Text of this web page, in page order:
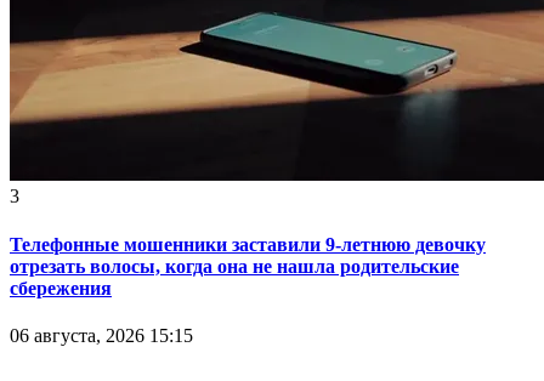
3
Телефонные мошенники заставили 9-летнюю девочку
отрезать волосы, когда она не нашла родительские
сбережения
06 августа, 2026 15:15